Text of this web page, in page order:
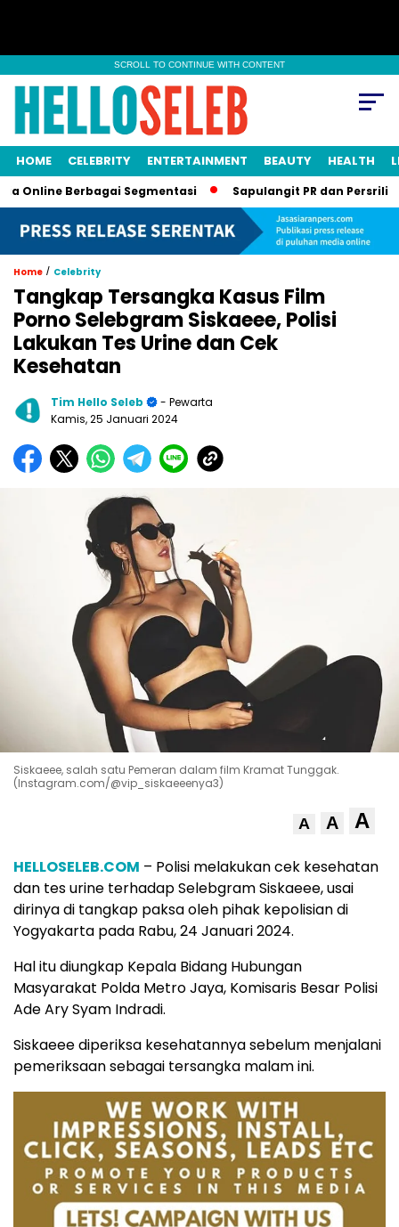
SCROLL TO CONTINUE WITH CONTENT
HOME CELEBRITY ENTERTAINMENT BEAUTY HEALTH
Berbagai Segmentasi Sapulangit PR dan Persrilis.com
Home / Celebrity
Tangkap Tersangka Kasus Film
Porno Selebgram Siskaeee, Polisi
Lakukan Tes Urine dan Cek
Kesehatan
Tim Hello Seleb
- Pewarta
Kamis, 25 Januari 2024
Siskaeee, salah satu Pemeran dalam film Kramat Tunggak.
(Instagram.com/@vip_siskaeeenya3)
A A A
HELLOSELEB.COM – Polisi melakukan cek kesehatan
dan tes urine terhadap Selebgram Siskaeee, usai
dirinya di tangkap paksa oleh pihak kepolisian di
Yogyakarta pada Rabu, 24 Januari 2024.
Hal itu diungkap Kepala Bidang Hubungan
Masyarakat Polda Metro Jaya, Komisaris Besar Polisi
Ade Ary Syam Indradi.
Siskaeee diperiksa kesehatannya sebelum menjalani
pemeriksaan sebagai tersangka malam ini.